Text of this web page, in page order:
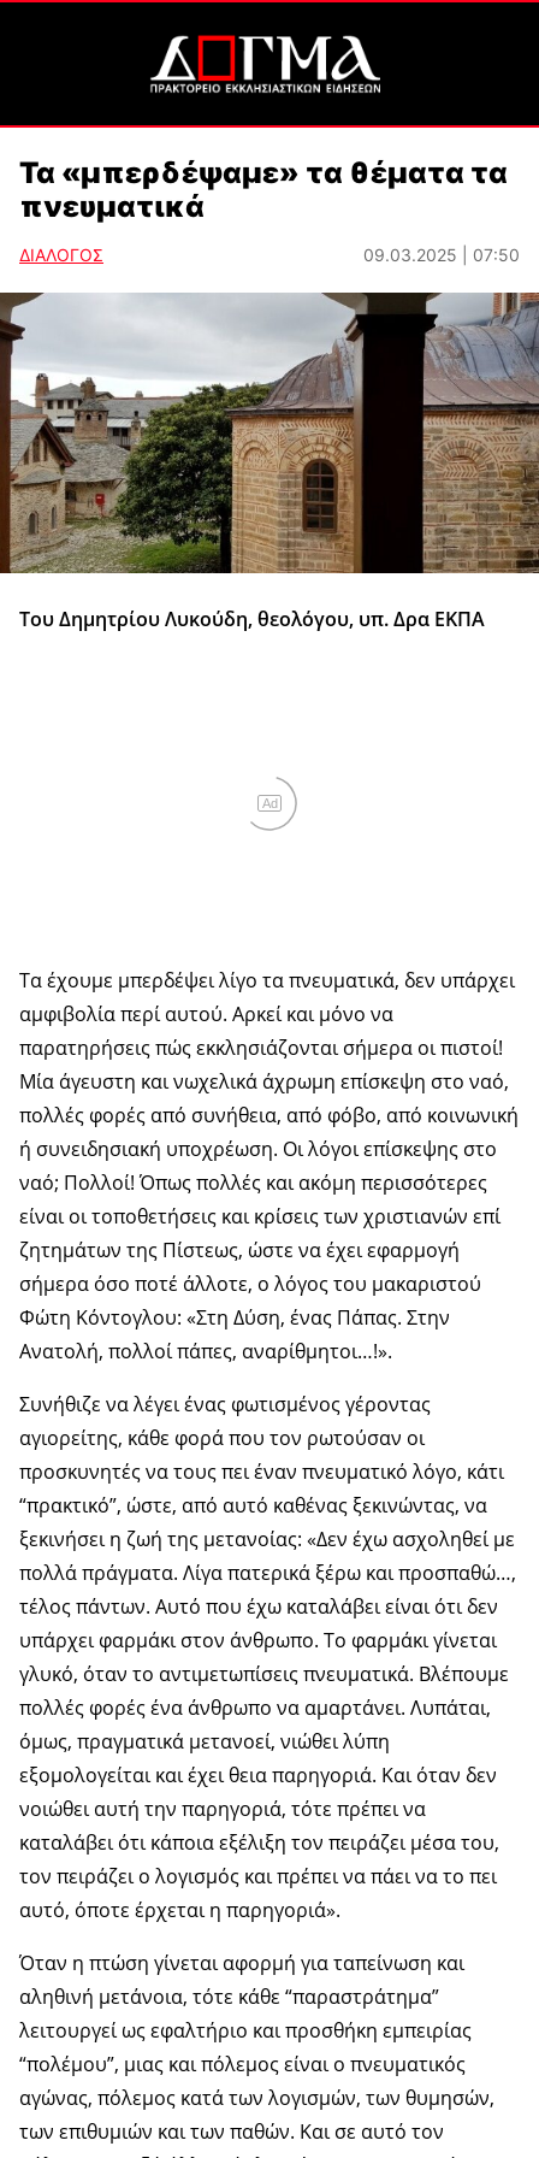
Τα «μπερδέψαμε» τα θέματα τα
πνευματικά
ΔΙΑΛΟΓΟΣ 09.03.2025 | 07:50
Του Δημητρίου Λυκούδη, θεολόγου, υπ. Δρα ΕΚΠΑ
Ad
Τα έχουμε μπερδέψει λίγο τα πνευματικά, δεν υπάρχει
αμφιβολία περί αυτού. Αρκεί και μόνο να
παρατηρήσεις πώς εκκλησιάζονται σήμερα οι πιστοί!
Μία άγευστη και νωχελικά άχρωμη επίσκεψη στο ναό,
πολλές φορές από συνήθεια, από φόβο, από κοινωνική
ή συνειδησιακή υποχρέωση. Οι λόγοι επίσκεψης στο
ναό; Πολλοί! Όπως πολλές και ακόμη περισσότερες
είναι οι τοποθετήσεις και κρίσεις των χριστιανών επί
ζητημάτων της Πίστεως, ώστε να έχει εφαρμογή
σήμερα όσο ποτέ άλλοτε, ο λόγος του μακαριστού
Φώτη Κόντογλου: «Στη Δύση, ένας Πάπας. Στην
Ανατολή, πολλοί πάπες, αναρίθμητοι…!».
Συνήθιζε να λέγει ένας φωτισμένος γέροντας
αγιορείτης, κάθε φορά που τον ρωτούσαν οι
προσκυνητές να τους πει έναν πνευματικό λόγο, κάτι
“πρακτικό”, ώστε, από αυτό καθένας ξεκινώντας, να
ξεκινήσει η ζωή της μετανοίας: «Δεν έχω ασχοληθεί με
πολλά πράγματα. Λίγα πατερικά ξέρω και προσπαθώ…,
τέλος πάντων. Αυτό που έχω καταλάβει είναι ότι δεν
υπάρχει φαρμάκι στον άνθρωπο. Το φαρμάκι γίνεται
γλυκό, όταν το αντιμετωπίσεις πνευματικά. Βλέπουμε
πολλές φορές ένα άνθρωπο να αμαρτάνει. Λυπάται,
όμως, πραγματικά μετανοεί, νιώθει λύπη
εξομολογείται και έχει θεια παρηγοριά. Και όταν δεν
νοιώθει αυτή την παρηγοριά, τότε πρέπει να
καταλάβει ότι κάποια εξέλιξη τον πειράζει μέσα του,
τον πειράζει ο λογισμός και πρέπει να πάει να το πει
αυτό, όποτε έρχεται η παρηγοριά».
Όταν η πτώση γίνεται αφορμή για ταπείνωση και
αληθινή μετάνοια, τότε κάθε “παραστράτημα”
λειτουργεί ως εφαλτήριο και προσθήκη εμπειρίας
“πολέμου”, μιας και πόλεμος είναι ο πνευματικός
αγώνας, πόλεμος κατά των λογισμών, των θυμησών,
των επιθυμιών και των παθών. Και σε αυτό τον